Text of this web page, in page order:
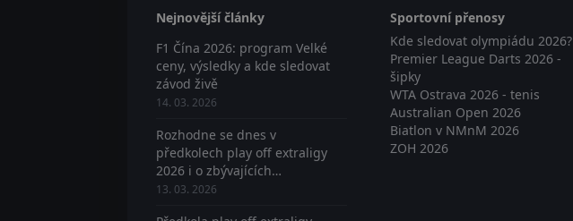
Nejnovější články
F1 Čína 2026: program Velké
ceny, výsledky a kde sledovat
závod živě
14. 03. 2026
Rozhodne se dnes v
předkolech play off extraligy
2026 i o zbývajících
postupujících? Sledujte živě
13. 03. 2026
Sportovní přenosy
Kde sledovat olympiádu 2026?
Premier League Darts 2026 -
šipky
WTA Ostrava 2026 - tenis
Australian Open 2026
Biatlon v NMnM 2026
ZOH 2026